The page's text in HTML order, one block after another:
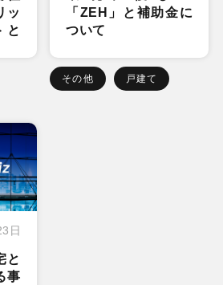
ッ
と
「ZEH」と補助金に
ついて
その他 戸建て
日
と
事